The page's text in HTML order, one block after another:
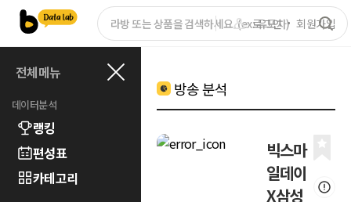
로그인 회원가입
전체메뉴
데이터분석
랭킹
편성표
카테고리
방송 분석
빅스마
일데이
X삼성